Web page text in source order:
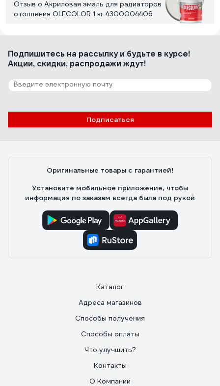
банки.
Отзыв о Акриловая эмаль для радиаторов
отопления OLECOLOR 1 кг 4300004406
Очень хорошее качество краски
16 отзывов
Dali 0.5 кг 6 32566
Подпишитесь на рассылкуи будьте в курсе!
Акции, скидки, распродажи ждут!
Подписаться
Оригинальные товары с гарантией!
Установите мобильное приложение, чтобы
информация по заказам всегда была под рукой
Каталог
Адреса магазинов
Способы получения
Способы оплаты
Что улучшить?
Контакты
О Компании